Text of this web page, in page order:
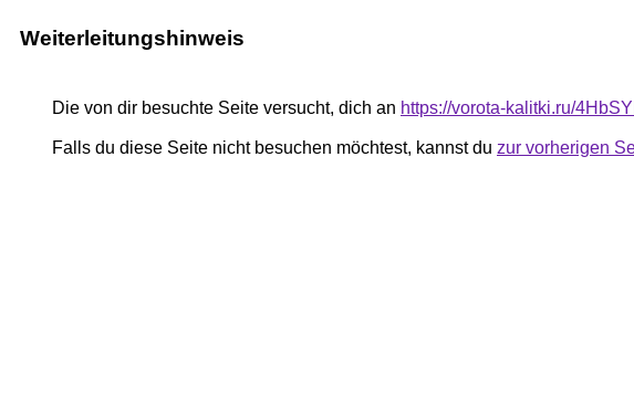
Weiterleitungshinweis
Die von dir besuchte Seite versucht, dich an https://vorota-kalitki.ru/
Falls du diese Seite nicht besuchen möchtest, kannst du zur vorherigen